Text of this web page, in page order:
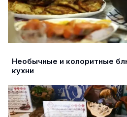
Необычные и колоритные
кухни